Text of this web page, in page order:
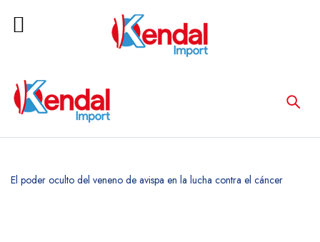
El poder oculto del veneno de avispa en la lucha contra el cáncer